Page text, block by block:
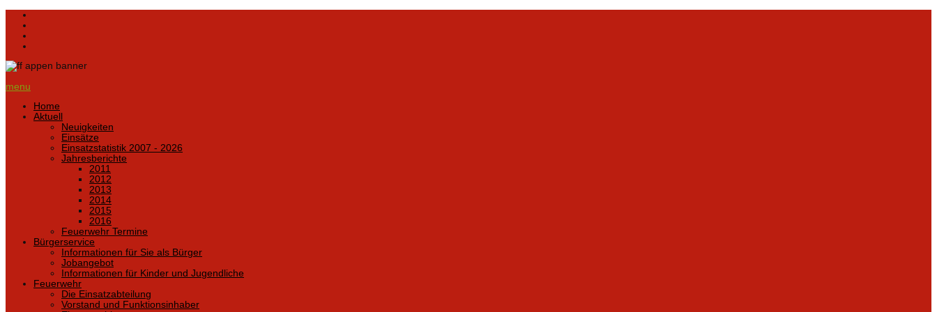
menu
Home
Aktuell
Neuigkeiten
Einsätze
Einsatzstatistik 2007 - 2026
Jahresberichte
2011
2012
2013
2014
2015
2016
Feuerwehr Termine
Bürgerservice
Informationen für Sie als Bürger
Jobangebot
Informationen für Kinder und Jugendliche
Feuerwehr
Die Einsatzabteilung
Vorstand und Funktionsinhaber